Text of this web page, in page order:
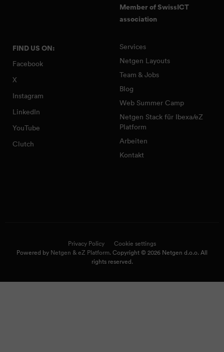
Member of SwissICT
association
FIND US ON:
Facebook
X
Instagram
LinkedIn
YouTube
Clutch
Services
Netgen Layouts
Team & Jobs
Blog
Web Summer Camp
Netgen Stack für Ibexa/eZ
Platform
Arbeiten
Kontakt
Powered by Netgen & eZ Platform. Copyright © 2026 Netgen d.o.o. All
rights reserved.
Privacy Policy Cookie settings